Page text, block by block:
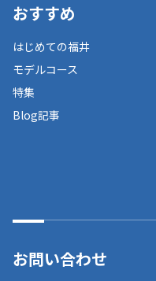
おすすめ
はじめての福井
モデルコース
特集
Blog記事
お問い合わせ